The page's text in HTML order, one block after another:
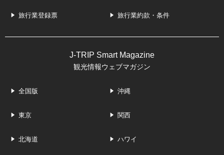
旅行業登録票 旅行業約款・条件
J-TRIP Smart Magazine
観光情報ウェブマガジン
全国版 沖縄
東京 関西
北海道 ハワイ